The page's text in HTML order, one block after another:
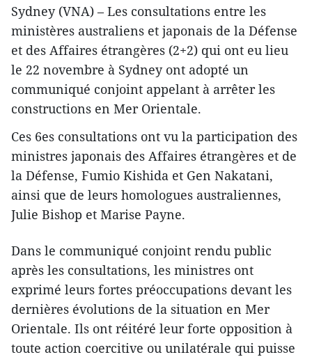
Sydney (VNA) – Les consultations entre les
ministères australiens et japonais de la Défense
et des Affaires étrangères (2+2) qui ont eu lieu
le 22 novembre à Sydney ont adopté un
communiqué conjoint appelant à arrêter les
constructions en Mer Orientale.
Ces 6es consultations ont vu la participation des
ministres japonais des Affaires étrangères et de
la Défense, Fumio Kishida et Gen Nakatani,
ainsi que de leurs homologues australiennes,
Julie Bishop et Marise Payne.
Dans le communiqué conjoint rendu public
après les consultations, les ministres ont
exprimé leurs fortes préoccupations devant les
dernières évolutions de la situation en Mer
Orientale. Ils ont réitéré leur forte opposition à
toute action coercitive ou unilatérale qui puisse